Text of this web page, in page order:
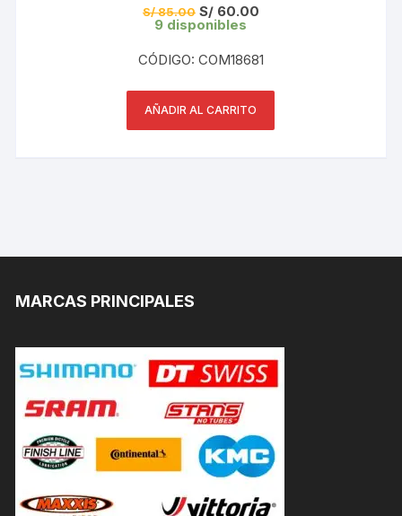
S/85.00 El
precio
S/ 85.00.
S/60.00El
S/ 60.00.
9 disponibles
CÓDIGO: COM18681
AÑADIR AL CARRITO
MARCAS PRINCIPALES